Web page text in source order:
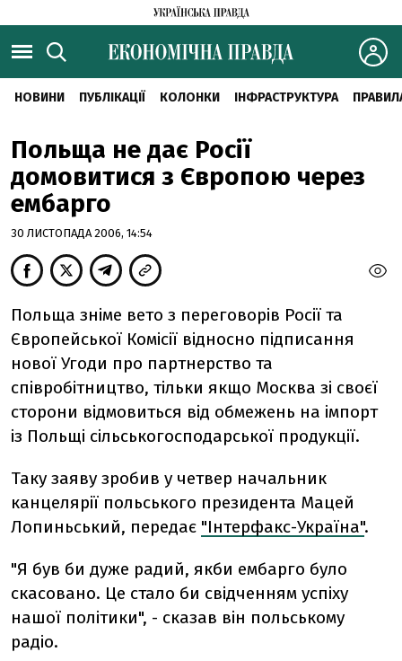
НОВИНИ ПУБЛІКАЦІЇ КОЛОНКИ ІНФРАСТРУКТУРА
Польща не дає Росії
домовитися з Європою через
ембарго
30 ЛИСТОПАДА 2006, 14:54
Польща зніме вето з переговорів Росії та
Європейської Комісії відносно підписання
нової Угоди про партнерство та
співробітництво, тільки якщо Москва зі своєї
сторони відмовиться від обмежень на імпорт
із Польщі сільськогосподарської продукції.
Таку заяву зробив у четвер начальник
канцелярії польського президента Мацей
Лопиньський, передає "Інтерфакс-Україна".
"Я був би дуже радий, якби ембарго було
скасовано. Це стало би свідченням успіху
нашої політики", - сказав він польському
радіо.